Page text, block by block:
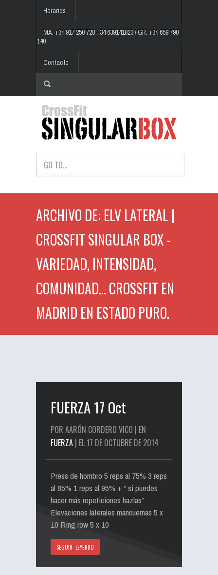
Horarios
MA: +34 917 250 728 +34 639141823 / GR: +34 659 790
140
Contacto
GO TO...
ARCHIVO DE: ELV LATERAL |
CROSSFIT SINGULAR BOX -
VARIEDAD, INTENSIDAD,
COMUNIDAD... CROSSFIT EN
MADRID EN ESTADO PURO.
FUERZA 17 Oct
POR AARÓN CORDERO VICO | EN
FUERZA | EL 17 DE OCTUBRE DE 2014
Press de hombro 5 reps al 75% 3 reps
al 85% 1 reps al 95% + “ si puedes
hacer más repeticiones hazlas”
Elevaciones laterales mancuernas 5 x
10 Ring row 5 x 10
SEGUIR LEYENDO